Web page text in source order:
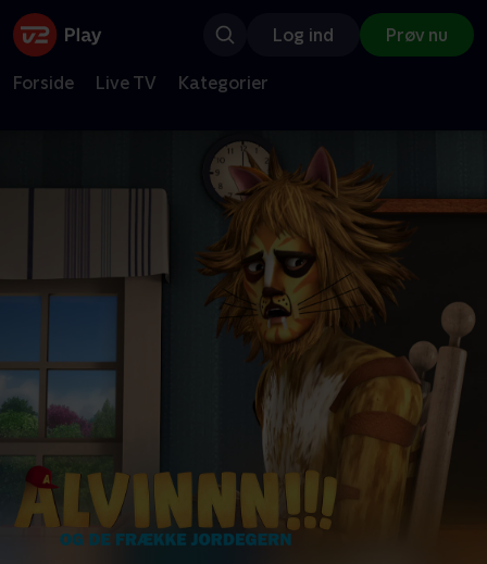
Log ind Prøv nu
Forside Live TV Kategorier